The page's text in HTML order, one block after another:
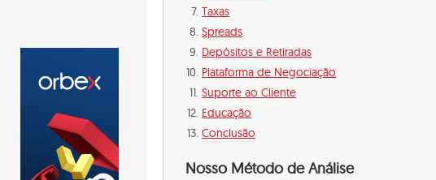
Taxas
Spreads
Depósitos e Retiradas
Plataforma de Negociação
Suporte ao Cliente
Educação
Conclusão
Nosso Método de Análise